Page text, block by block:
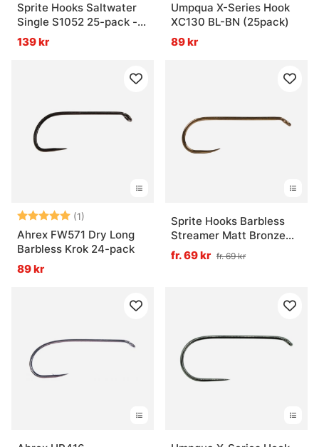
Sprite Hooks Saltwater
Single S1052 25-pack -
#8
139 kr
Umpqua X-Series Hook
XC130 BL-BN (25pack)
89 kr
Betyg: (1)
5.0 utav 5 stjärnor
Ahrex FW571 Dry Long
Barbless Krok 24-pack
89 kr
Sprite Hooks Barbless
Streamer Matt Bronze
S2200 25-pack
fr. 69 kr fr. 69 kr